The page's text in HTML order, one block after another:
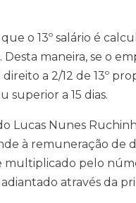
o 13º salário é
Desta maneira, se o
a 2/12 de 13º
superior a 15 dias.
Lucas Nunes
à remuneração
multiplicado pelo
através da